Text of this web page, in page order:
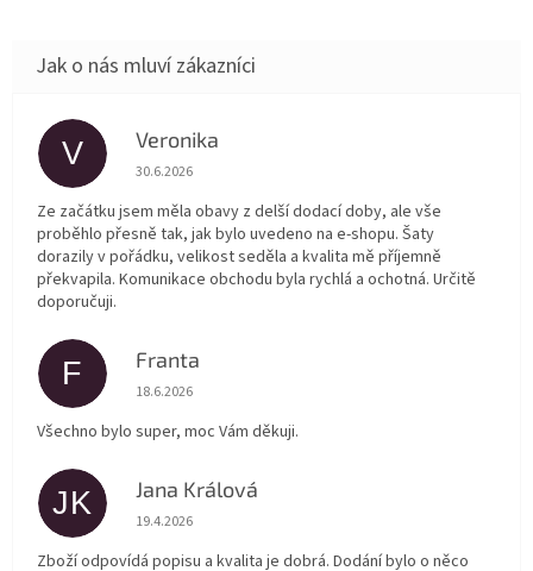
V Veronika
Hodnocení obchodu je 5 z 5 hvězdiček.
30.6.2026
Ze začátku jsem měla obavy z delší dodací doby, ale vše
proběhlo přesně tak, jak bylo uvedeno na e-shopu. Šaty
dorazily v pořádku, velikost seděla a kvalita mě příjemně
překvapila. Komunikace obchodu byla rychlá a ochotná. Určitě
doporučuji.
F Franta
Hodnocení obchodu je 5 z 5 hvězdiček.
18.6.2026
Všechno bylo super, moc Vám děkuji.
JK Jana Králová
Hodnocení obchodu je 5 z 5 hvězdiček.
19.4.2026
Zboží odpovídá popisu a kvalita je dobrá. Dodání bylo o něco